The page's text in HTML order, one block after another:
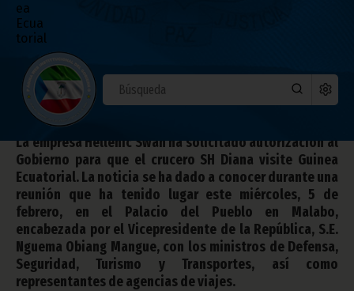
febrero 06, 2025
Noticias Vicepresidencia
La empresa Hellenic Swan ha solicitado autorización al
Gobierno para que el crucero SH Diana visite Guinea
Ecuatorial. La noticia se ha dado a conocer durante una
reunión que ha tenido lugar este miércoles, 5 de
febrero, en el Palacio del Pueblo en Malabo,
encabezada por el Vicepresidente de la República, S.E.
Nguema Obiang Mangue, con los ministros de Defensa,
Seguridad, Turismo y Transportes, así como
representantes de agencias de viajes.